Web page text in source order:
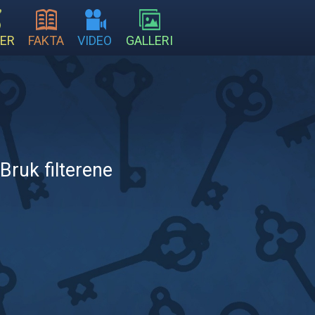
FAKTA VIDEO GALLERI
filterene